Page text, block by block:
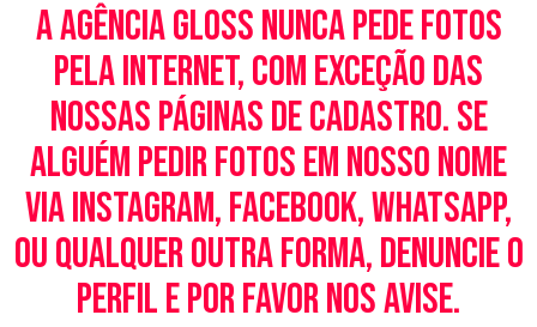
A Agência Gloss nunca pede fotos
pela Internet, com exceção das
nossas páginas de cadastro. Se
alguém pedir fotos em nosso nome
via Instagram, Facebook, WhatsApp,
ou qualquer outra forma, denuncie o
perfil e por favor nos avise.